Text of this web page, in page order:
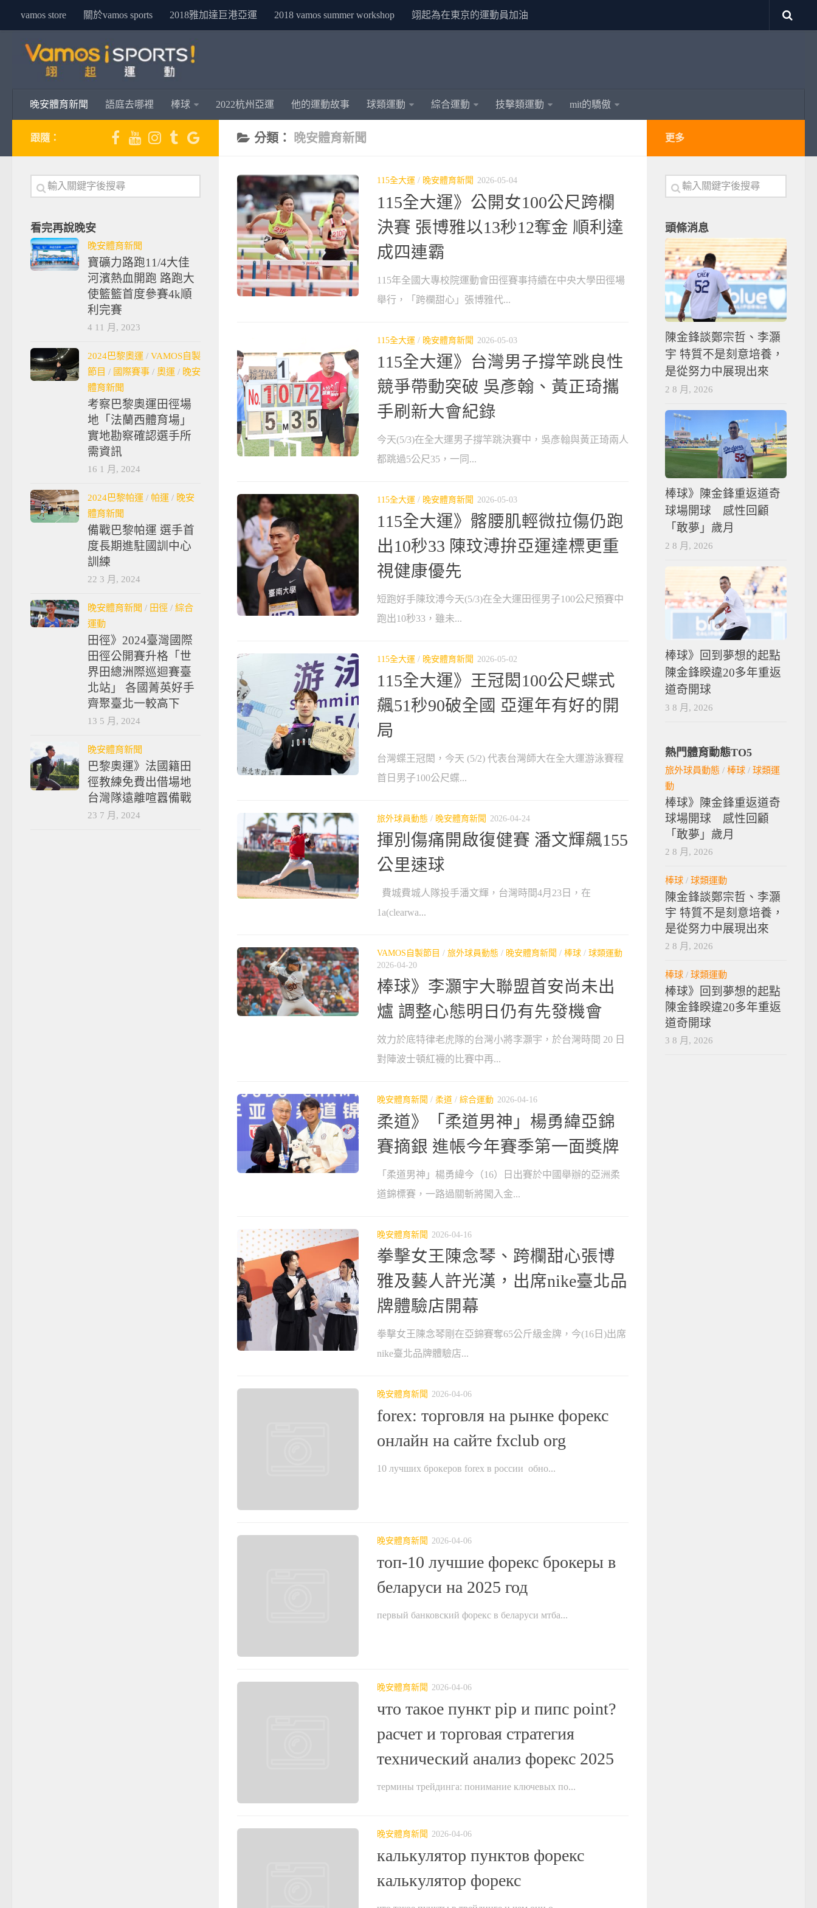
vamos store 關於vamos sports 2018雅加達巨港亞運 2018 vamos summer workshop 翊起為在東京的運動員加油
晚安體育新聞 語庭去哪裡 棒球 2022杭州亞運 他的運動故事 球類運動 綜合運動 技擊類運動 mit的驕傲
分類： 晚安體育新聞
115全大運 / 晚安體育新聞 2026-05-04
115全大運》公開女100公尺跨欄
決賽 張博雅以13秒12奪金 順利達
成四連霸
115年全國大專校院運動會田徑賽事持續在中央大學田徑場
舉行，「跨欄甜心」張博雅代...
115全大運 / 晚安體育新聞 2026-05-03
115全大運》台灣男子撐竿跳良性
競爭帶動突破 吳彥翰、黃正琦攜
手刷新大會紀錄
今天(5/3)在全大運男子撐竿跳決賽中，吳彥翰與黃正琦兩人
都跳過5公尺35，一同...
115全大運 / 晚安體育新聞 2026-05-03
115全大運》髂腰肌輕微拉傷仍跑
出10秒33 陳玟溥拚亞運達標更重
視健康優先
短跑好手陳玟溥今天(5/3)在全大運田徑男子100公尺預賽中
跑出10秒33，雖未...
115全大運 / 晚安體育新聞 2026-05-02
115全大運》王冠閎100公尺蝶式
飆51秒90破全國 亞運年有好的開
局
台灣蝶王冠閎，今天 (5/2) 代表台灣師大在全大運游泳賽程
首日男子100公尺蝶...
旅外球員動態 / 晚安體育新聞 2026-04-24
揮別傷痛開啟復健賽 潘文輝飆155
公里速球
費城費城人隊投手潘文輝，台灣時間4月23日，在
1a(clearwa...
VAMOS自製節目 / 旅外球員動態 / 晚安體育新聞 / 棒球 / 球類運動
2026-04-20
棒球》李灝宇大聯盟首安尚未出
爐 調整心態明日仍有先發機會
效力於底特律老虎隊的台灣小將李灝宇，於台灣時間 20 日
對陣波士頓紅襪的比賽中再...
晚安體育新聞 / 柔道 / 綜合運動 2026-04-16
柔道》「柔道男神」楊勇緯亞錦
賽摘銀 進帳今年賽季第一面獎牌
「柔道男神」楊勇緯今（16）日出賽於中國舉辦的亞洲柔
道錦標賽，一路過關斬將闖入金...
晚安體育新聞 2026-04-16
拳擊女王陳念琴、跨欄甜心張博
雅及藝人許光漢，出席nike臺北品
牌體驗店開幕
拳擊女王陳念琴剛在亞錦賽奪65公斤級金牌，今(16日)出席
nike臺北品牌體驗店...
晚安體育新聞 2026-04-06
forex: торговля на рынке форекс
онлайн на сайте fxclub org
10 лучших брокеров forex в россии ️ обно...
晚安體育新聞 2026-04-06
топ-10 лучшие форекс брокеры в
беларуси на 2025 год
первый банковский форекс в беларуси мтба...
晚安體育新聞 2026-04-06
что такое пункт pip и пипс point?
расчет и торговая стратегия
технический анализ форекс 2025
термины трейдинга: понимание ключевых по...
晚安體育新聞 2026-04-06
калькулятор пунктов форекс
калькулятор форекс
跟隨：
看完再說晚安
晚安體育新聞
寶礦力路跑11/4大佳
河濱熱血開跑 路跑大
使籃籃首度參賽4k順
利完賽
4 11 月, 2023
2024巴黎奧運 / VAMOS自製
節目 / 國際賽事 / 奧運 / 晚安
體育新聞
考察巴黎奧運田徑場
地「法蘭西體育場」
實地勘察確認選手所
需資訊
16 1 月, 2024
2024巴黎帕運 / 帕運 / 晚安
體育新聞
備戰巴黎帕運 選手首
度長期進駐國訓中心
訓練
22 3 月, 2024
晚安體育新聞 / 田徑 / 綜合
運動
田徑》2024臺灣國際
田徑公開賽升格「世
界田總洲際巡迴賽臺
北站」 各國菁英好手
齊聚臺北一較高下
13 5 月, 2024
晚安體育新聞
巴黎奧運》法國籍田
徑教練免費出借場地
台灣隊遠離喧囂備戰
23 7 月, 2024
更多
頭條消息
陳金鋒談鄭宗哲、李灝
宇 特質不是刻意培養，
是從努力中展現出來
2 8 月, 2026
棒球》陳金鋒重返道奇
球場開球 感性回顧
「敢夢」歲月
2 8 月, 2026
棒球》回到夢想的起點
陳金鋒睽違20多年重返
道奇開球
3 8 月, 2026
熱門體育動態TO5
旅外球員動態 / 棒球 / 球類運
動
棒球》陳金鋒重返道奇
球場開球 感性回顧
「敢夢」歲月
2 8 月, 2026
棒球 / 球類運動
陳金鋒談鄭宗哲、李灝
宇 特質不是刻意培養，
是從努力中展現出來
2 8 月, 2026
棒球 / 球類運動
棒球》回到夢想的起點
陳金鋒睽違20多年重返
道奇開球
3 8 月, 2026